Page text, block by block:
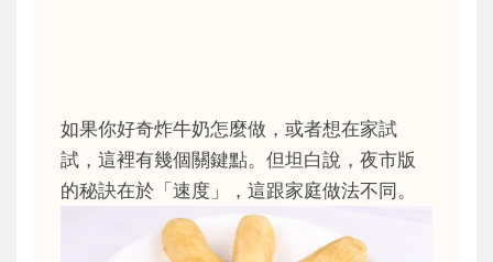
如果你好奇炸牛奶怎麼做，或者想在家試
試，這裡有幾個關鍵點。但坦白說，夜市版
的秘訣在於「速度」，這跟家庭做法不同。